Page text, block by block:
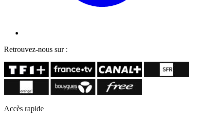
Retrouvez-nous sur :
Accès rapide